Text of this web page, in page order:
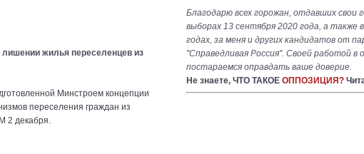
жилья переселенцев из
Минстроем концепции
переселения граждан из
2 декабря.
Благодарю всех горожан, отдавших свои
выборах 13 сентября 2020 года, а также
годах, за меня и других кандидатов от
"Справедливая Россия". Своей работой в
постараемся оправдать ваше доверие.
Не знаете, ЧТО ТАКОЕ ОППОЗИЦИЯ?